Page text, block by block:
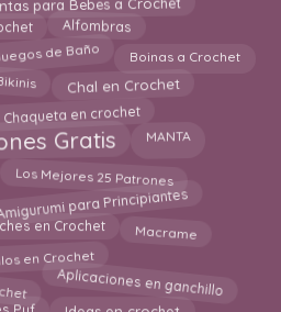
Alfombras
de Baño Boinas a Crochet
Chal en Crochet
Chaqueta en crochet
Gratis MANTA
Los Mejores 25 Patrones
para Principiantes
en Crochet Macrame
en Crochet
Aplicaciones en ganchillo